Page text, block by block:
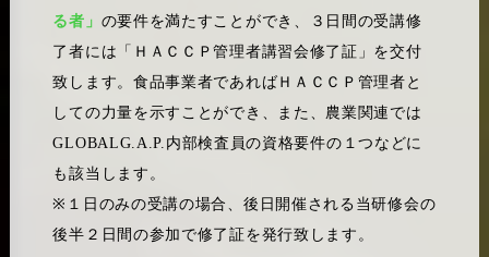
る者」 の要件を満たすことができ、３日間の受講修
了者には「ＨＡＣＣＰ管理者講習会修了証」を交付
致します。食品事業者であればＨＡＣＣＰ管理者と
しての力量を示すことができ、また、農業関連では
GLOBALG.A.P.内部検査員の資格要件の１つなどに
も該当します。
※１日のみの受講の場合、後日開催される当研修会の
後半２日間の参加で修了証を発行致します。